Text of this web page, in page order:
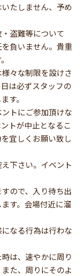
たしません、予め
盗難等について
負いません。貴重
々な制限を設けさ
は必ずスタッフの
す。
トにご参加頂けな
トが中止となるこ
宜しくお願い致し
下さい。イベント
ので、入り待ち出
す。会場付近に溜
なる行為は行わな
は、速やかに周り
た、周りにそのよ